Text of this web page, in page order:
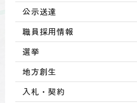
公示送達
職員採用情報
選挙
地方創生
入札・契約